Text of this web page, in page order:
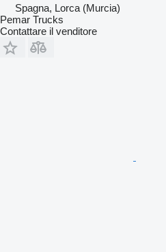
Spagna, Lorca (Murcia)
Pemar Trucks
Contattare il venditore